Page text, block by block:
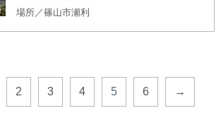
場所／篠山市瀬利
2 3 4 5 6 →